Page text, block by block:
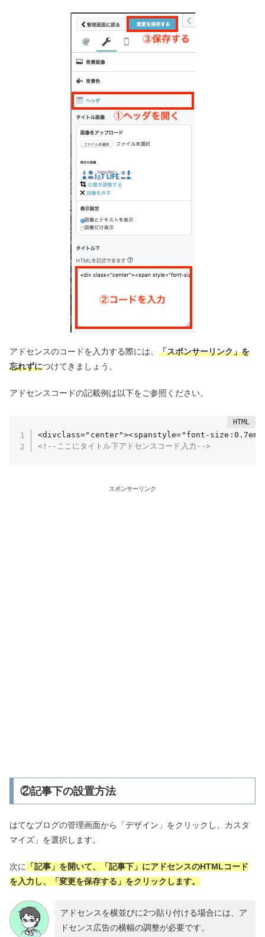
アドセンスのコードを入力する際には、 「スポンサーリンク」を
忘れずにつけてきましょう。
アドセンスコードの記載例は以下をご参照ください。
<divclass="center"><spanstyle="font-size:0.7em">
<!--ここにタイトル下アドセンスコード入力-->
スポンサーリンク
②記事下の設置方法
はてなブログの管理画面から「デザイン」をクリックし、カスタ
マイズ」を選択します。
次に
「記事」を開いて、「記事下」にアドセンスのHTMLコード
を入力し、「変更を保存する」をクリックします。
アドセンスを横並びに2つ貼り付ける場合には、ア
ドセンス広告の横幅の調整が必要です。